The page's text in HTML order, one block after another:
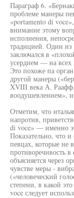
Параграф 6.
проблеме манеры
«portamento di
внимание этому
исполнения,
традицией. Один
заключался в
усердием — на всех
Это похоже па
другой манеры
XVIII века А.
воодушевлением»,
Отметим, что
напротив,
di voce» — именно
Показательно, что
певцах, которые не
противоречивость
объясняется через
чувстве меры -
(«человеческий
степени, в какой
voce следует